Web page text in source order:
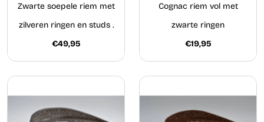
Zwarte soepele riem met
zilveren ringen en studs .
€49,95
Cognac riem vol met
zwarte ringen
€19,95